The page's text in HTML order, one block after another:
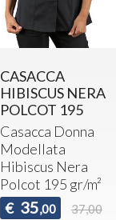
CASACCA
HIBISCUS NERA
POLCOT 195
Casacca Donna
Modellata
Hibiscus Nera
Polcot 195 gr/m²
€ 35,00 37,00